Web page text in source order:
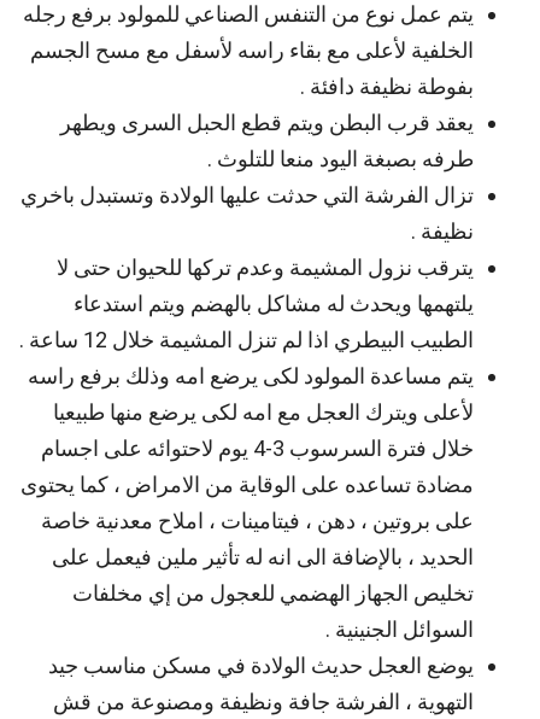
يتم عمل نوع من التنفس الصناعي للمولود برفع رجله
الخلفية لأعلى مع بقاء راسه لأسفل مع مسح الجسم
بفوطة نظيفة دافئة .
يعقد قرب البطن ويتم قطع الحبل السرى ويطهر
طرفه بصبغة اليود منعا للتلوث .
تزال الفرشة التي حدثت عليها الولادة وتستبدل باخري
نظيفة .
يترقب نزول المشيمة وعدم تركها للحيوان حتى لا
يلتهمها ويحدث له مشاكل بالهضم ويتم استدعاء
الطبيب البيطري اذا لم تنزل المشيمة خلال 12 ساعة .
يتم مساعدة المولود لكى يرضع امه وذلك برفع راسه
لأعلى ويترك العجل مع امه لكى يرضع منها طبيعيا
خلال فترة السرسوب 3-4 يوم لاحتوائه على اجسام
مضادة تساعده على الوقاية من الامراض ، كما يحتوى
على بروتين ، دهن ، فيتامينات ، املاح معدنية خاصة
الحديد ، بالإضافة الى انه له تأثير ملين فيعمل على
تخليص الجهاز الهضمي للعجول من إي مخلفات
السوائل الجنينية .
يوضع العجل حديث الولادة في مسكن مناسب جيد
التهوية ، الفرشة جافة ونظيفة ومصنوعة من قش